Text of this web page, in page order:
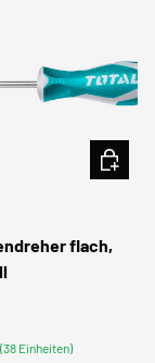
flach,
Einheiten)
IN DEN